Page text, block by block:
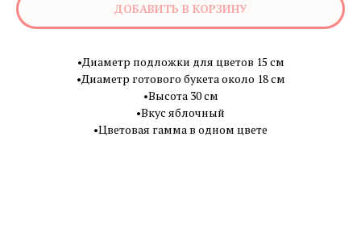
ДОБАВИТЬ В КОРЗИНУ
•Диаметр подложки для цветов 15 см
•Диаметр готового букета около 18 см
•Высота 30 см
•Вкус яблочный
•Цветовая гамма в одном цвете